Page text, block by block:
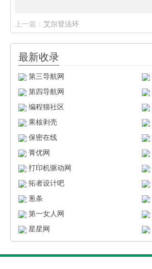
上一篇： 艾尔登法环
最新收录
第三导航网
第四导航网
编程猫社区
果核剥壳
保密在线
菁优网
打印机驱动网
拓者设计吧
葱条
第一女人网
星星网